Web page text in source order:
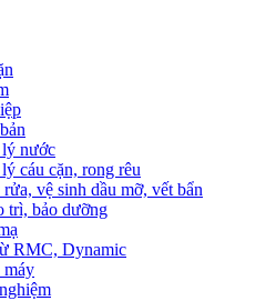
nước
cáu cặn, rong rêu
vệ sinh dầu mỡ, vết bẩn
trì, bảo dưỡng
RMC, Dynamic
máy